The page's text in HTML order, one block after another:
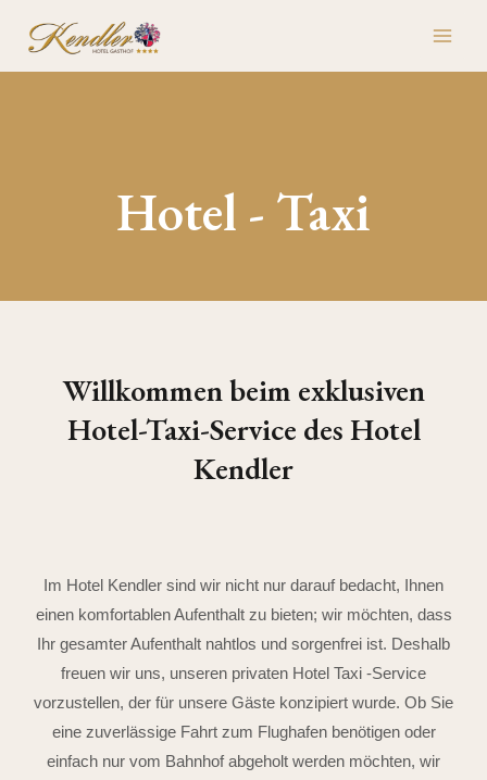
content
Hotel - Taxi
Willkommen beim exklusiven
Hotel-Taxi-Service des Hotel
Kendler
Im Hotel Kendler sind wir nicht nur darauf bedacht, Ihnen
einen komfortablen Aufenthalt zu bieten; wir möchten, dass
Ihr gesamter Aufenthalt nahtlos und sorgenfrei ist. Deshalb
freuen wir uns, unseren privaten Hotel Taxi -Service
vorzustellen, der für unsere Gäste konzipiert wurde. Ob Sie
eine zuverlässige Fahrt zum Flughafen benötigen oder
einfach nur vom Bahnhof abgeholt werden möchten, wir